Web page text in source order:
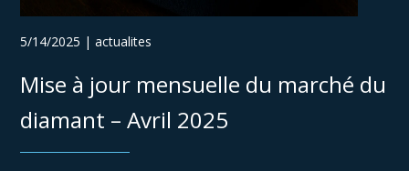
5/14/2025 | actualites
Mise à jour mensuelle du marché du
diamant – Avril 2025